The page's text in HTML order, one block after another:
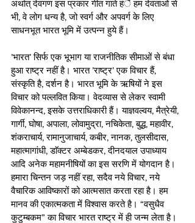
अर्थात् देवगण इस प्रकार गीत गाते हंै हम देवताओं से
भी, वे लोग धन्य है, जो स्वर्ग और अपवर्ग के लिए
साधनभूत भारत भूमि में उत्पन्न हुये हैं।
’भारत’ सिर्फ एक भूभाग या राजनीतिक सीमाओं से बंधा
हुआ राष्ट्र नहीं है। भारत ’राष्ट्र’ एक विचार हैं,
संस्कृति है, दर्शन है। भारत भूमि के ऋषियों ने इस
विचार को पल्लवित किया। वेदव्यास से लेकर स्वामी
विवेकानन्द, इसके उत्तराधिकारी हैं। याज्ञवल्वय, मैत्रेयी,
गार्गी, घोषा, अपाला, लोवामुद्रा, नचिकेता, बुद्ध, महावीर,
शंकराचार्य, रामानुजाचार्य, कबीर, नानक, तुलसीदास,
महात्मागांधी, डाॅक्टर अम्बेडकर, दीनदयाल उपाध्याय
आदि अनेक महामनीषियों का इस सरणि में योगदान है।
हमारा चिन्तन जड़ नहीं रहा, सदैव नये विचार, नये
वैचारिक आविष्कारों को आत्मसात करता रहा है। हम
मानव की एकात्मकता में विश्वास करते है। “वसुधैव
कुटुम्बकम” का विचार भारत राष्ट्र में ही जन्म लेता है।